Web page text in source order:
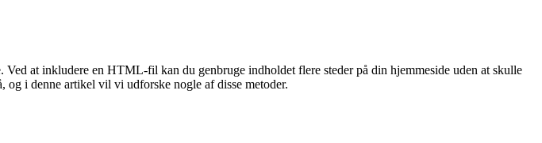
at inkludere en HTML-fil kan du genbruge indholdet flere steder på din hjemmeside uden at skulle
i denne artikel vil vi udforske nogle af disse metoder.